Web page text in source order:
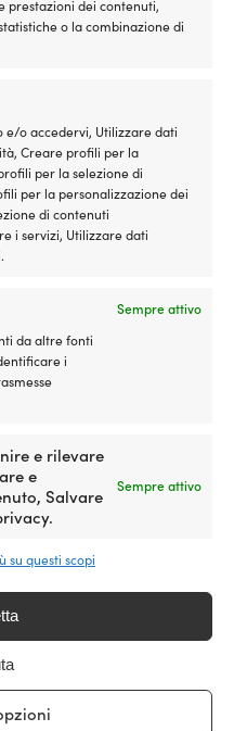
prestazioni dei contenuti,
o la combinazione di
e/o accedervi, Utilizzare dati
Creare profili per la
per la selezione di
per la personalizzazione dei
di contenuti
i servizi, Utilizzare dati
Sempre attivo
da altre fonti
i
e rilevare
e
Salvare
Sempre attivo
su questi scopi
prezzo
originale
IVA incl.
Bitta d’ormeggio per pontile
NOCK, singola, 120 mm, acciaio
inossidabile e resistente agli
acidi (AISI 316)
IVA incl.